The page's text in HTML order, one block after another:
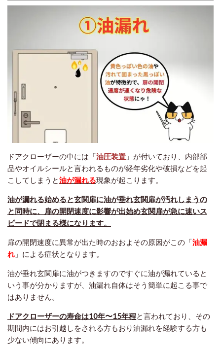
ドアクローザーの中には「油圧装置 」が付いており、内部部
品やオイルシールと言われるものが経年劣化や破損などを起
こしてしまうと油が漏れる現象が起こります。
油が漏れる始めると玄関扉に油が垂れ玄関扉が汚れしまうの
と同時に、扉の開閉速度に影響が出始め玄関扉が急に速いス
ピードで閉まる様になります。
扉の開閉速度に異常が出た時のおおよその原因がこの「油漏
れ」による症状となります。
油が垂れ玄関扉に油がつきますのですぐに油が漏れていると
いう事が分かりますが、油漏れ自体はそう簡単に起こる事で
はありません。
ドアクローザーの寿命は10年〜15年程と言われており、その
期間内にはお引越しをされる方もおり油漏れを経験する方も
少ない傾向にあります。